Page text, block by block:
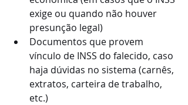
exige ou quando não houver
presunção legal)
Documentos que provem
vínculo de INSS do falecido, caso
haja dúvidas no sistema (carnês,
extratos, carteira de trabalho,
etc.)